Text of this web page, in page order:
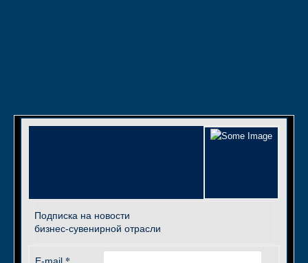
Подписка на новости
бизнес-сувенирной отрасли
E-mail